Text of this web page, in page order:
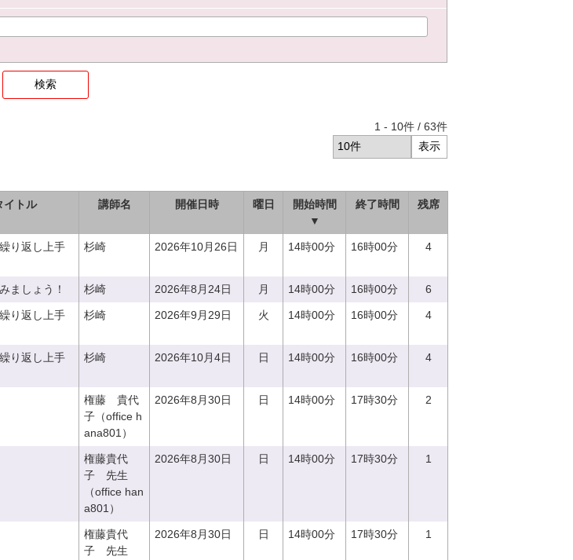
1 - 10件 / 63件
イトル 講師名 開催日時 曜日
開始時間
▼
終了時間 残席
り返し上手
杉崎 2026年10月26日 月 14時00分 16時00分 4
ましょう！ 杉崎 2026年8月24日 月 14時00分 16時00分 6
り返し上手
杉崎 2026年9月29日 火 14時00分 16時00分 4
り返し上手
杉崎 2026年10月4日 日 14時00分 16時00分 4
権藤 貴代
子（office h
ana801）
2026年8月30日 日 14時00分 17時30分 2
権藤貴代
子 先生
（office han
a801）
2026年8月30日 日 14時00分 17時30分 1
権藤貴代
子 先生
2026年8月30日 日 14時00分 17時30分 1